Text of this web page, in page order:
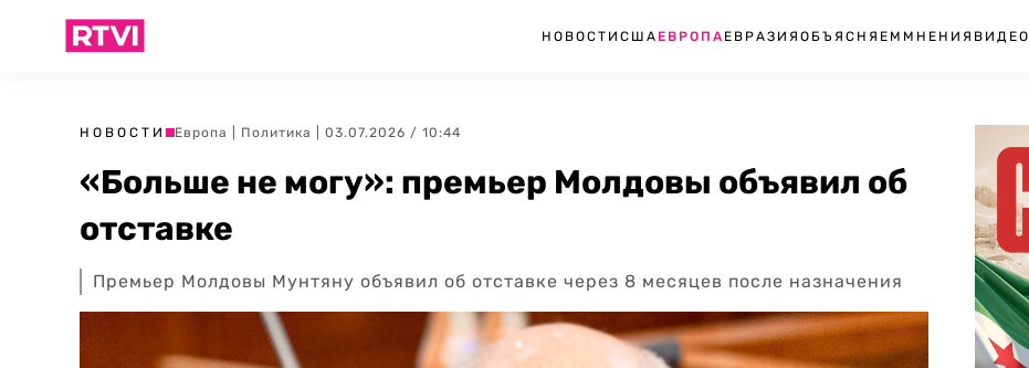
НОВОСТИ США ЕВРОПА ЕВРАЗИЯ ОБЪЯСНЯЕМ МНЕНИЯ ВИДЕО
НОВОСТИ Европа Политика | 03.07.2026 / 10:44
«Больше не могу»: премьер Молдовы объявил об
отставке
Премьер Молдовы Мунтяну объявил об отставке через 8 месяцев после назначения